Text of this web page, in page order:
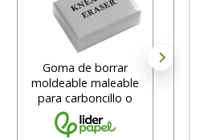
Goma de borrar
moldeable maleable
para carboncillo o
grafito